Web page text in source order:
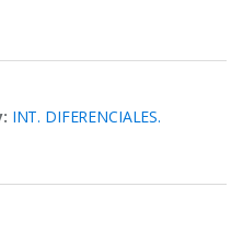
INT. DIFERENCIALES.